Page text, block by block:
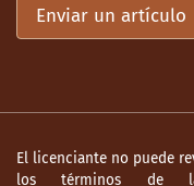
Enviar un artículo
El licenciante no puede
los términos de